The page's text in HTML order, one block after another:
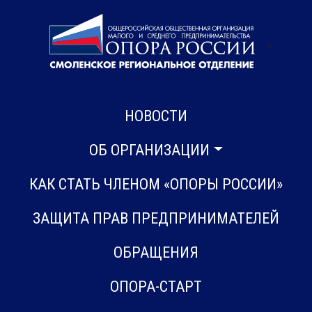
>
НОВОСТИ
ОБ ОРГАНИЗАЦИИ
КАК СТАТЬ ЧЛЕНОМ «ОПОРЫ РОССИИ»
ЗАЩИТА ПРАВ ПРЕДПРИНИМАТЕЛЕЙ
ОБРАЩЕНИЯ
ОПОРА-СТАРТ